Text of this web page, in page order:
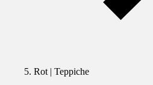
Rot | Teppiche